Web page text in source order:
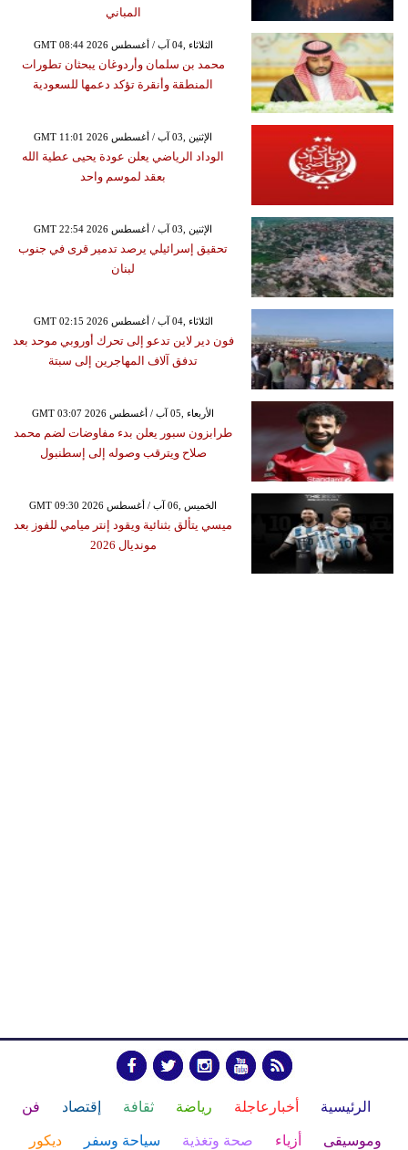
المباني
GMT 08:44 2026 الثلاثاء ,04 آب / أغسطس
محمد بن سلمان وأردوغان يبحثان تطورات
المنطقة وأنقرة تؤكد دعمها للسعودية
GMT 11:01 2026 الإثنين ,03 آب / أغسطس
الوداد الرياضي يعلن عودة يحيى عطية الله
بعقد لموسم واحد
GMT 22:54 2026 الإثنين ,03 آب / أغسطس
تحقيق إسرائيلي يرصد تدمير قرى في جنوب
لبنان
GMT 02:15 2026 الثلاثاء ,04 آب / أغسطس
فون دير لاين تدعو إلى تحرك أوروبي موحد بعد
تدفق آلاف المهاجرين إلى سبتة
GMT 03:07 2026 الأربعاء ,05 آب / أغسطس
طرابزون سبور يعلن بدء مفاوضات لضم محمد
صلاح ويترقب وصوله إلى إسطنبول
GMT 09:30 2026 الخميس ,06 آب / أغسطس
ميسي يتألق بثنائية ويقود إنتر ميامي للفوز بعد
مونديال 2026
الرئيسية أخبارعاجلة رياضة ثقافة إقتصاد فن
وموسيقى أزياء صحة وتغذية سياحة وسفر ديكور